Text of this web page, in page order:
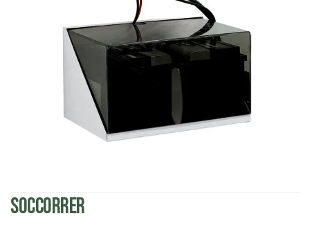
Soccorrer